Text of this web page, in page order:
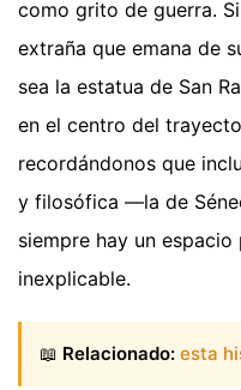
como grito de guerra.
extraña que emana de
sea la estatua de San
en el centro del
recordándonos que
y filosófica —la de
siempre hay un
inexplicable.
📖 Relacionado: esta